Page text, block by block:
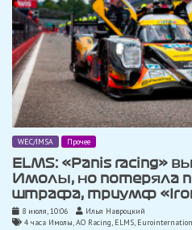
WEC/IMSA Прочее
ELMS: «Panis racing»
Имолы, но потеряла
штрафа, триумф
8 июля, 10:06
Илья Навроцкий
4 часа Имолы,AO Racing, ELMS,